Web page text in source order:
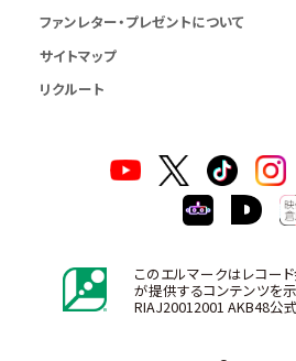
ファンレター・プレゼントについて
サイトマップ
リクルート
このエルマークはレコー
が提供するコンテンツを
RIAJ20012001 AKB48公